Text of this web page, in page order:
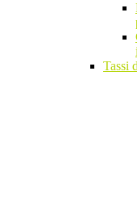
Tassi